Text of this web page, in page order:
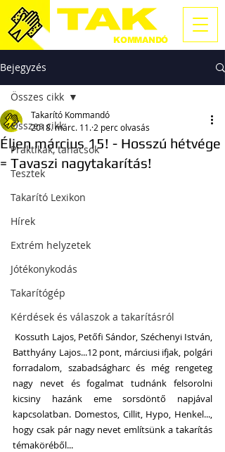
KOMMANDÓ
Bejegyzés
Összes cikk
Praktikák, tanácsok
Tesztek
Takarító Lexikon
Hírek
Extrém helyzetek
Jótékonykodás
Takarítógép
Kérdések és válaszok a takarításról
Összes cikk
Éljen március 15! - Hosszú hétvége
= Tavaszi nagytakarítás!
Takarító Kommandó
2018. márc. 11. 2 perc olvasás
Batthyány Lajos...12 pont, márciusi ifjak, polgári
forradalom, szabadságharc és még rengeteg
nagy nevet és fogalmat tudnánk felsorolni
kicsiny hazánk eme sorsdöntő napjával
kapcsolatban. Domestos, Cillit, Hypo, Henkel...,
hogy csak pár nagy nevet említsünk a takarítás
témaköréből...